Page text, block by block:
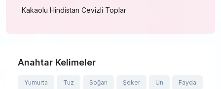
Kakaolu Hindistan Cevizli Toplar
Anahtar Kelimeler
Yumurta Tuz Soğan Şeker Un Fayda